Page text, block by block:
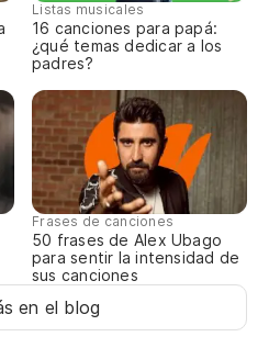
Listas musicales
16 canciones para papá:
¿qué temas dedicar a los
padres?
Frases de canciones
50 frases de Alex Ubago
para sentir la intensidad de
sus canciones
en el blog